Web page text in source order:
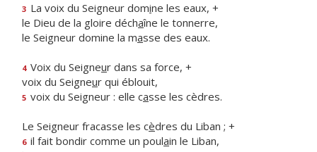
3 La voix du Seigneur domine les eaux, +
le Dieu de la gloire déchaîne le tonnerre,
le Seigneur domine la masse des eaux.
4 Voix du Seigneur dans sa force, +
voix du Seigneur qui éblouit,
5 voix du Seigneur : elle casse les cèdres.
Le Seigneur fracasse les cèdres du Liban ; +
6 il fait bondir comme un poulain le Liban,